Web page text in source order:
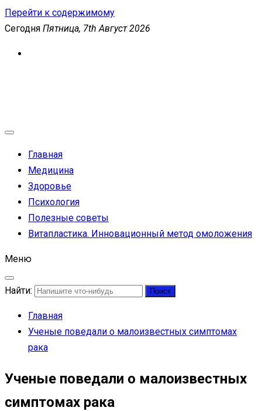
Перейти к содержимому
Сегодня Пятница, 7th Август 2026
Главная
Медицина
Здоровье
Психология
Полезные советы
Витапластика. Инновационный метод омоложения
Меню
Найти:
Главная
Ученые поведали о малоизвестных симптомах
рака
Ученые поведали о малоизвестных
симптомах рака